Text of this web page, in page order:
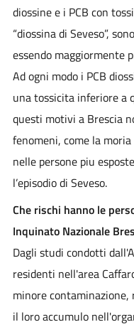
diossine e i PCB con
“diossina di Seveso”,
essendo maggiormente
Ad ogni modo i PCB
una tossicita inferiore a
questi motivi a Brescia
fenomeni, come la
nelle persone piu
l’episodio di Seveso.
Che rischi hanno le
Inquinato Nazionale
Dagli studi condotti
residenti nell'area
minore contaminazione,
il loro accumulo